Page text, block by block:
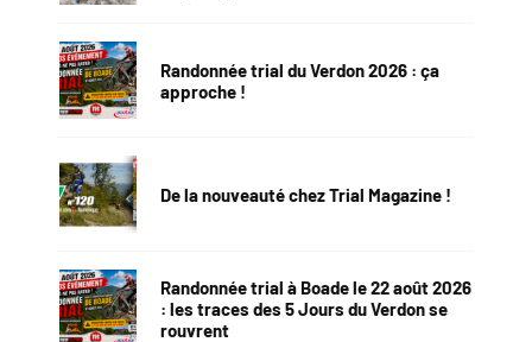
Randonnée trial du Verdon 2026 : ça
approche !
De la nouveauté chez Trial Magazine !
Randonnée trial à Boade le 22 août 2026
: les traces des 5 Jours du Verdon se
rouvrent